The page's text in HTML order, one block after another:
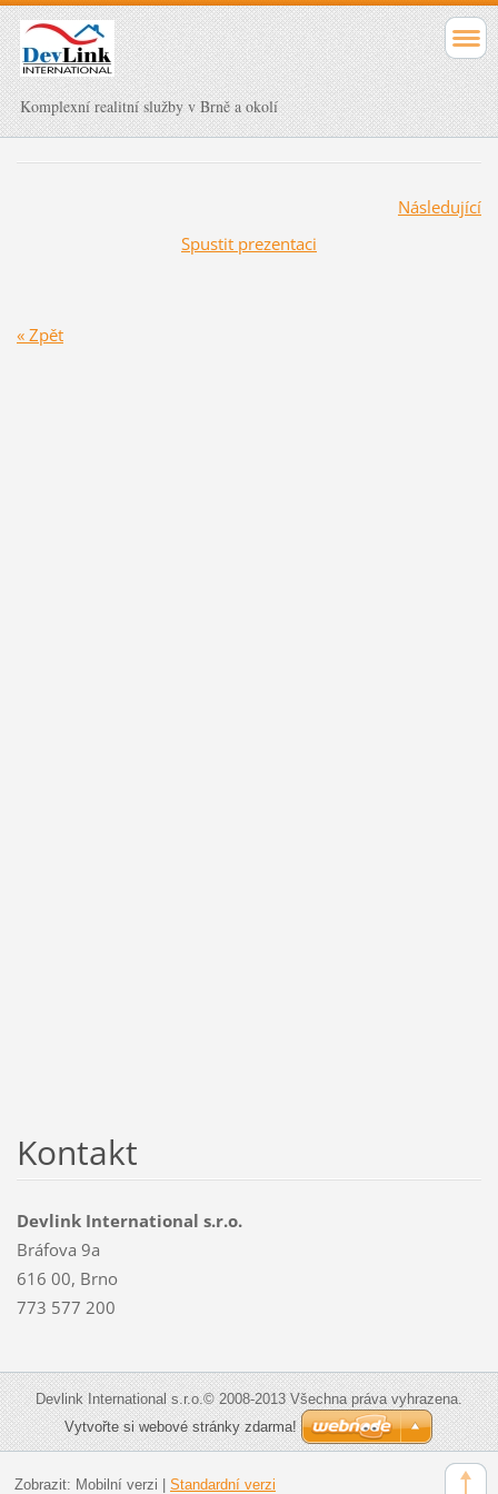
Komplexní realitní služby v Brně a okolí
Následující
Spustit prezentaci
« Zpět
Kontakt
Devlink International s.r.o.
Bráfova 9a
616 00, Brno
773 577 200
Devlink International s.r.o.© 2008-2013 Všechna práva vyhrazena.
Vytvořte si webové stránky zdarma!
Zobrazit: Mobilní verzi Standardní verzi